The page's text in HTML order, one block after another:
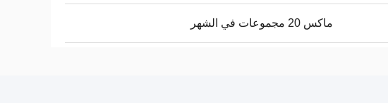
ماكس 20 مجموعات في الشهر